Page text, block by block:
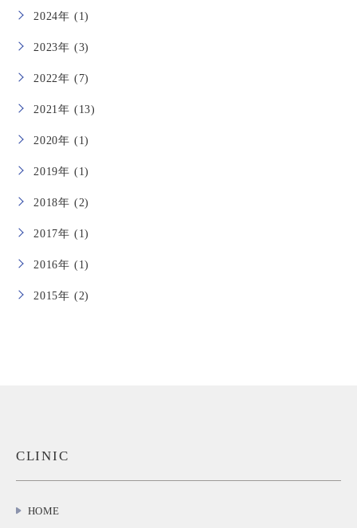
2024年 (1)
2023年 (3)
2022年 (7)
2021年 (13)
2020年 (1)
2019年 (1)
2018年 (2)
2017年 (1)
2016年 (1)
2015年 (2)
CLINIC
HOME